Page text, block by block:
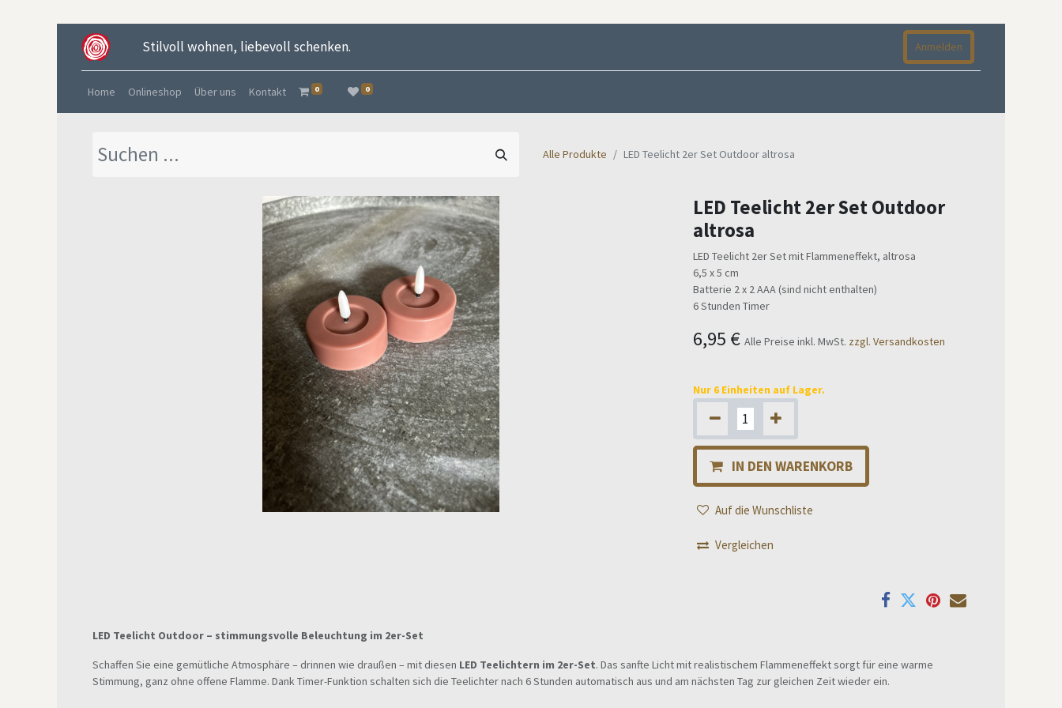
Stilvoll wohnen, liebevoll schenken. Anmelden
Home Onlineshop Über uns Kontakt 0 0
Alle Produkte LED Teelicht 2er Set Outdoor altrosa
LED Teelicht 2er Set Outdoor
altrosa
LED Teelicht 2er Set mit Flammeneffekt, altrosa
6,5 x 5 cm
Batterie 2 x 2 AAA (sind nicht enthalten)
6 Stunden Timer
6,95 € Alle Preise inkl. MwSt. zzgl. Versandkosten
Nur 6 Einheiten auf Lager.
IN DEN WARENKORB
Auf die Wunschliste
Vergleichen
LED Teelicht Outdoor – stimmungsvolle Beleuchtung im 2er-Set
Schaffen Sie eine gemütliche Atmosphäre – drinnen wie draußen – mit diesen LED Teelichtern im 2er-Set. Das sanfte Licht mit realistischem Flammeneffekt sorgt für eine warme
Stimmung, ganz ohne offene Flamme. Dank Timer-Funktion schalten sich die Teelichter nach 6 Stunden automatisch aus und am nächsten Tag zur gleichen Zeit wieder ein.